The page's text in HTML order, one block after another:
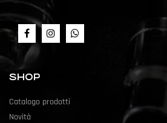
SHOP
Catalogo prodotti
Novità